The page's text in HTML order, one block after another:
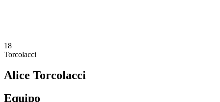
18
Torcolacci
Alice Torcolacci
Equipo